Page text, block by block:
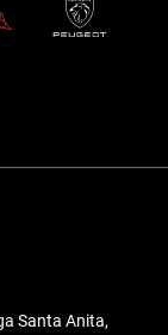
Santa Anita,